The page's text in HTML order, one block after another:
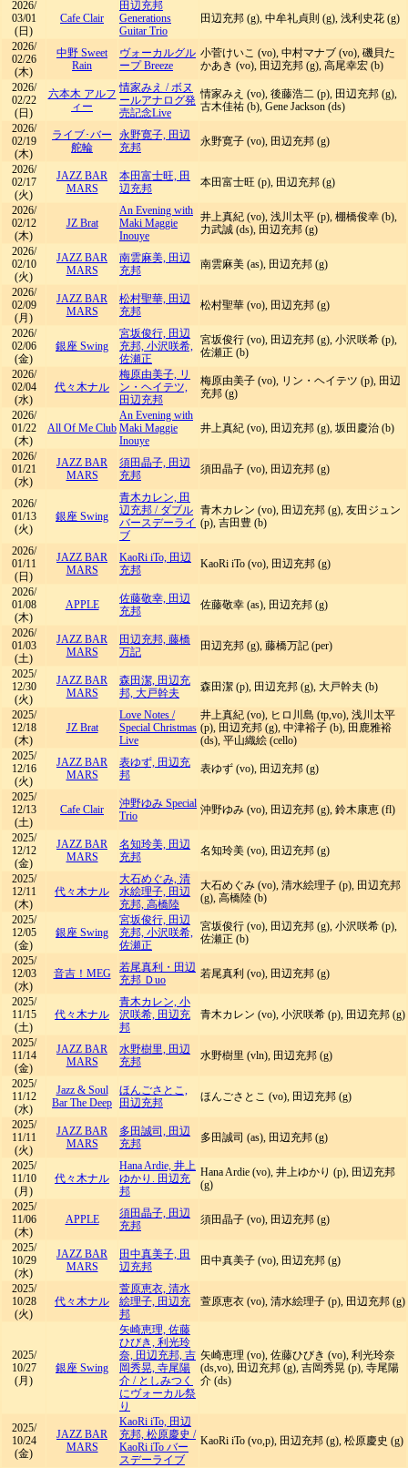
2026/
03/01
(日)
Cafe Clair
田辺充邦
Generations
Guitar Trio
田辺充邦 (g), 中牟礼貞則 (g), 浅利史花 (g)
2026/
02/26
(木)
中野 Sweet
Rain
ヴォーカルグル
ープ Breeze
小菅けいこ (vo), 中村マナブ (vo), 磯貝た
かあき (vo), 田辺充邦 (g), 高尾幸宏 (b)
2026/
02/22
(日)
六本木 アルフ
ィー
情家みえ /ボヌ
ールアナログ発
売記念Live
情家みえ (vo), 後藤浩二 (p), 田辺充邦 (g),
古木佳祐 (b), Gene Jackson (ds)
2026/
02/19
(木)
ライブ･バー
舵輪
永野寛子, 田辺
充邦
永野寛子 (vo), 田辺充邦 (g)
2026/
02/17
(火)
JAZZ BAR
MARS
本田富士旺, 田
辺充邦
本田富士旺 (p), 田辺充邦 (g)
2026/
02/12
(木)
JZ Brat
An Evening with
Maki Maggie
Inouye
井上真紀 (vo), 浅川太平 (p), 棚橋俊幸 (b),
力武誠 (ds), 田辺充邦 (g)
2026/
02/10
(火)
JAZZ BAR
MARS
南雲麻美, 田辺
充邦
南雲麻美 (as), 田辺充邦 (g)
2026/
02/09
(月)
JAZZ BAR
MARS
松村聖華, 田辺
充邦
松村聖華 (vo), 田辺充邦 (g)
2026/
02/06
(金)
銀座 Swing
宮坂俊行, 田辺
充邦, 小沢咲希,
佐瀬正
宮坂俊行 (vo), 田辺充邦 (g), 小沢咲希 (p),
佐瀬正 (b)
2026/
02/04
(水)
代々木ナル
梅原由美子, リ
ン・ヘイテツ,
田辺充邦
梅原由美子 (vo), リン・ヘイテツ (p), 田辺
充邦 (g)
2026/
01/22
(木)
All Of Me Club
An Evening with
Maki Maggie
Inouye
井上真紀 (vo), 田辺充邦 (g), 坂田慶治 (b)
2026/
01/21
(水)
JAZZ BAR
MARS
須田晶子, 田辺
充邦
須田晶子 (vo), 田辺充邦 (g)
2026/
01/13
(火)
銀座 Swing
青木カレン, 田
辺充邦 / ダブル
バースデーライ
ブ
青木カレン (vo), 田辺充邦 (g), 友田ジュン
(p), 吉田豊 (b)
2026/
01/11
(日)
JAZZ BAR
MARS
KaoRi iTo, 田辺
充邦
KaoRi iTo (vo), 田辺充邦 (g)
2026/
01/08
(木)
APPLE
佐藤敬幸, 田辺
充邦
佐藤敬幸 (as), 田辺充邦 (g)
2026/
01/03
(土)
JAZZ BAR
MARS
田辺充邦, 藤橋
万記
田辺充邦 (g), 藤橋万記 (per)
2025/
12/30
(火)
JAZZ BAR
MARS
森田潔, 田辺充
邦, 大戸幹夫
森田潔 (p), 田辺充邦 (g), 大戸幹夫 (b)
2025/
12/18
(木)
JZ Brat
Love Notes /
Special Christmas
Live
井上真紀 (vo), ヒロ川島 (tp,vo), 浅川太平
(p), 田辺充邦 (g), 中津裕子 (b), 田鹿雅裕
(ds), 平山織絵 (cello)
2025/
12/16
(火)
JAZZ BAR
MARS
表ゆず, 田辺充
邦
表ゆず (vo), 田辺充邦 (g)
2025/
12/13
(土)
Cafe Clair
沖野ゆみ Special
Trio
沖野ゆみ (vo), 田辺充邦 (g), 鈴木康恵 (fl)
2025/
12/12
(金)
JAZZ BAR
MARS
名知玲美, 田辺
充邦
名知玲美 (vo), 田辺充邦 (g)
2025/
12/11
(木)
代々木ナル
大石めぐみ, 清
水絵理子, 田辺
充邦, 高橋陸
大石めぐみ (vo), 清水絵理子 (p), 田辺充邦
(g), 高橋陸 (b)
2025/
12/05
(金)
銀座 Swing
宮坂俊行, 田辺
充邦, 小沢咲希,
佐瀬正
宮坂俊行 (vo), 田辺充邦 (g), 小沢咲希 (p),
佐瀬正 (b)
2025/
12/03
(水)
音吉！MEG
若尾真利・田辺
充邦 Ｄuo
若尾真利 (vo), 田辺充邦 (g)
2025/
11/15
(土)
代々木ナル
青木カレン, 小
沢咲希, 田辺充
邦
青木カレン (vo), 小沢咲希 (p), 田辺充邦 (g)
2025/
11/14
(金)
JAZZ BAR
MARS
水野樹里, 田辺
充邦
水野樹里 (vln), 田辺充邦 (g)
2025/
11/12
(水)
Jazz & Soul
Bar The Deep
ほんごさとこ,
田辺充邦
ほんごさとこ (vo), 田辺充邦 (g)
2025/
11/11
(火)
JAZZ BAR
MARS
多田誠司, 田辺
充邦
多田誠司 (as), 田辺充邦 (g)
2025/
11/10
(月)
代々木ナル
Hana Ardie, 井上
ゆかり. 田辺充
邦
Hana Ardie (vo), 井上ゆかり (p), 田辺充邦
(g)
2025/
11/06
(木)
APPLE
須田晶子, 田辺
充邦
須田晶子 (vo), 田辺充邦 (g)
2025/
10/29
(水)
JAZZ BAR
MARS
田中真美子, 田
辺充邦
田中真美子 (vo), 田辺充邦 (g)
2025/
10/28
(火)
代々木ナル
萱原恵衣, 清水
絵理子, 田辺充
邦
萱原恵衣 (vo), 清水絵理子 (p), 田辺充邦 (g)
2025/
10/27
(月)
銀座 Swing
矢崎恵理, 佐藤
ひびき, 利光玲
奈, 田辺充邦, 吉
岡秀晃, 寺尾陽
介 / としみつく
にヴォーカル祭
り
矢崎恵理 (vo), 佐藤ひびき (vo), 利光玲奈
(ds,vo), 田辺充邦 (g), 吉岡秀晃 (p), 寺尾陽
介 (ds)
2025/
10/24
(金)
JAZZ BAR
MARS
KaoRi iTo, 田辺
充邦, 松原慶史 /
KaoRi iTo バー
スデーライブ
KaoRi iTo (vo,p), 田辺充邦 (g), 松原慶史 (g)